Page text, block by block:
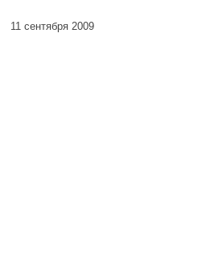
11 сентября 2009